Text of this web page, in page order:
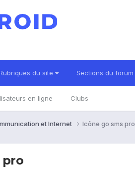
du site Sections du forum
en ligne Clubs
et Internet Icône go sms pro
pro